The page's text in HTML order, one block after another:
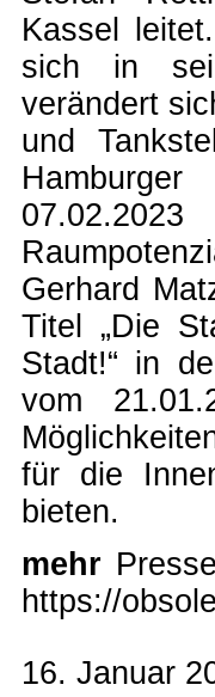
Kassel
sich in
verändert
und
07.02.2023
Gerhard
Titel „Die
Stadt!“ in
vom
für die
bieten.
mehr
https://
16. Januar